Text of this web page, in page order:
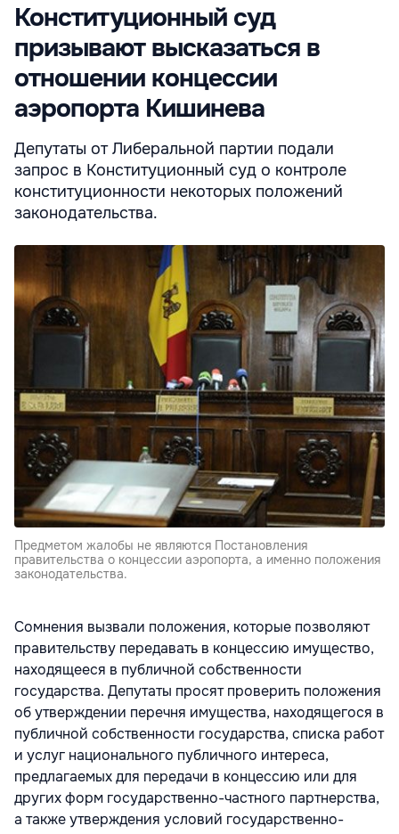
Конституционный суд
призывают высказаться в
отношении концессии
аэропорта Кишинева
Депутаты от Либеральной партии подали
запрос в Конституционный суд о контроле
конституционности некоторых положений
законодательства.
Предметом жалобы не являются Постановления
правительства о концессии аэропорта, а именно положения
законодательства.
Сомнения вызвали положения, которые позволяют
правительству передавать в концессию имущество,
находящееся в публичной собственности
государства. Депутаты просят проверить положения
об утверждении перечня имущества, находящегося в
публичной собственности государства, списка работ
и услуг национального публичного интереса,
предлагаемых для передачи в концессию или для
других форм государственно-частного партнерства,
а также утверждения условий государственно-